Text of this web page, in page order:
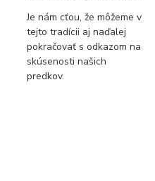
Je nám cťou, že môžeme v
tejto tradícii aj naďalej
pokračovať s odkazom na
skúsenosti našich
predkov.